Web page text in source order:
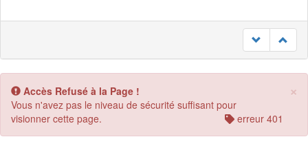
×
Accès Refusé à la Page !
Vous n'avez pas le niveau de sécurité suffisant pour
visionner cette page.
erreur 401